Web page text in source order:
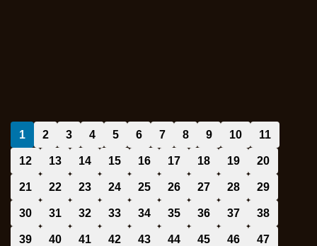
1 2 3 4 5 6 7 8 9 10 11
12 13 14 15 16 17 18 19 20
21 22 23 24 25 26 27 28 29
30 31 32 33 34 35 36 37 38
39 40 41 42 43 44 45 46 47